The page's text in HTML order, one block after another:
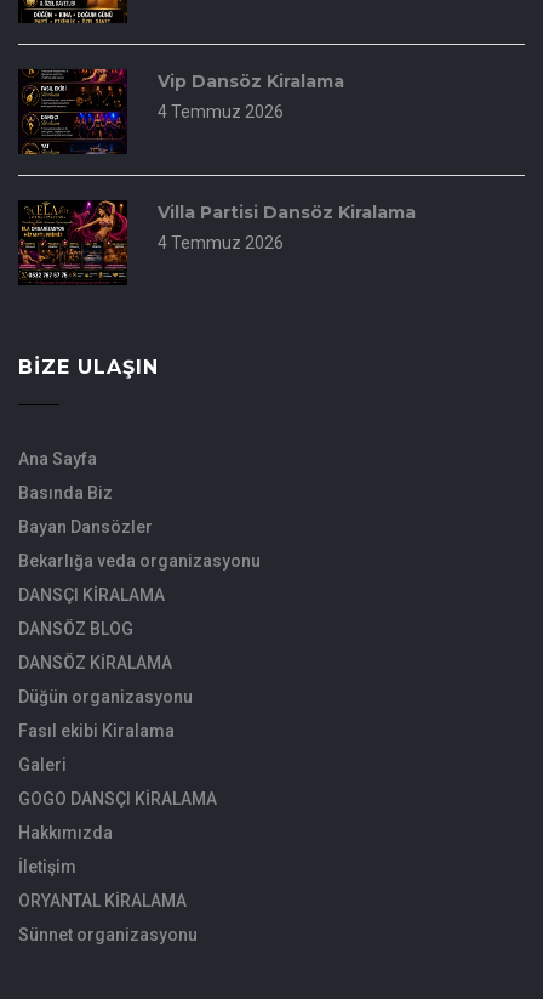
Vip Dansöz Kiralama
4 Temmuz 2026
Villa Partisi Dansöz Kiralama
4 Temmuz 2026
BIZE ULAŞIN
Ana Sayfa
Basında Biz
Bayan Dansözler
Bekarlığa veda organizasyonu
DANSÇI KİRALAMA
DANSÖZ BLOG
DANSÖZ KİRALAMA
Düğün organizasyonu
Fasıl ekibi Kiralama
Galeri
GOGO DANSÇI KİRALAMA
Hakkımızda
İletişim
ORYANTAL KİRALAMA
Sünnet organizasyonu